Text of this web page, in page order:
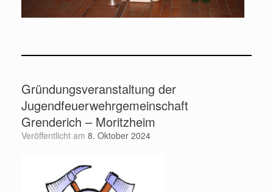
Gründungsveranstaltung der
Jugendfeuerwehrgemeinschaft
Grenderich – Moritzheim
Veröffentlicht am 8. Oktober 2024